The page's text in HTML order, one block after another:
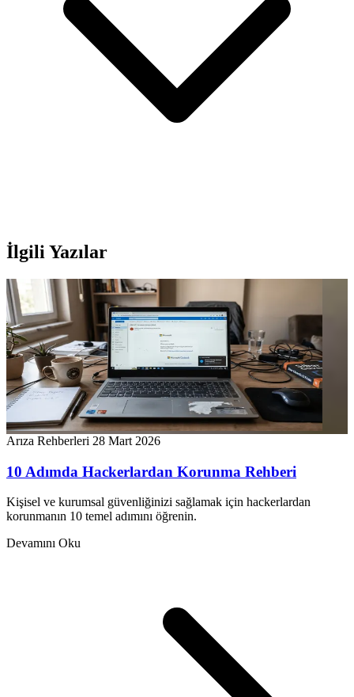
İlgili Yazılar
Arıza Rehberleri 28 Mart 2026
10 Adımda Hackerlardan Korunma Rehberi
Kişisel ve kurumsal güvenliğinizi sağlamak için hackerlardan
korunmanın 10 temel adımını öğrenin.
Devamını Oku